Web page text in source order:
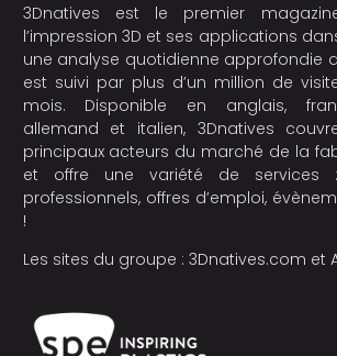
3Dnatives est le premier
l’impression 3D et ses applications
une analyse quotidienne approfondie
est suivi par plus d’un million de
mois. Disponible en anglais,
allemand et italien, 3Dnatives
principaux acteurs du marché de la
et offre une variété de services
professionnels, offres d’emploi,
!
Les sites du groupe : 3Dnatives.com et